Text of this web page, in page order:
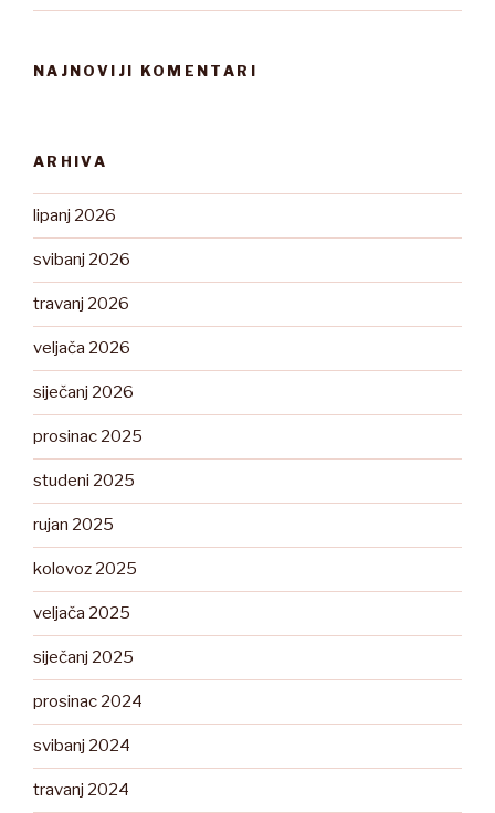
NAJNOVIJI KOMENTARI
ARHIVA
lipanj 2026
svibanj 2026
travanj 2026
veljača 2026
siječanj 2026
prosinac 2025
studeni 2025
rujan 2025
kolovoz 2025
veljača 2025
siječanj 2025
prosinac 2024
svibanj 2024
travanj 2024